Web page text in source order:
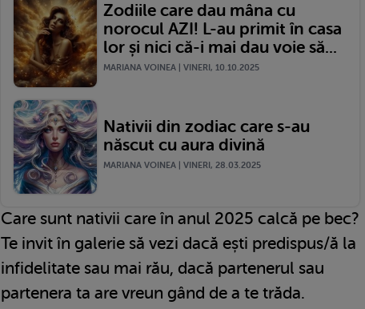
Zodiile care dau mâna cu
norocul AZI! L-au primit în casa
lor și nici că-i mai dau voie să...
MARIANA VOINEA | VINERI, 10.10.2025
Nativii din zodiac care s-au
născut cu aura divină
MARIANA VOINEA | VINERI, 28.03.2025
Care sunt nativii care în anul 2025 calcă pe bec?
Te invit în galerie să vezi dacă ești predispus/ă la
infidelitate sau mai rău, dacă partenerul sau
partenera ta are vreun gând de a te trăda.